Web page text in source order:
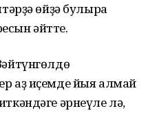
өйҙә булырға
әйтте.
аҙ иҫемде йыя алмай
әрнеүле лә,